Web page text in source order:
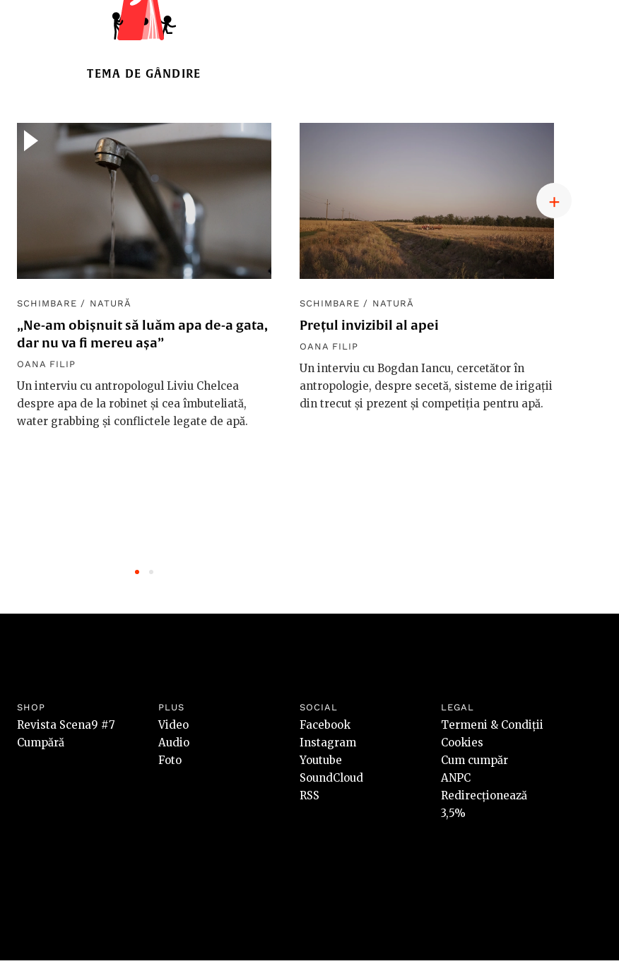
TEMA DE GÂNDIRE
SCHIMBARE / NATURĂ
„Ne-am obișnuit să luăm apa de-a gata,
dar nu va fi mereu așa”
OANA FILIP
Un interviu cu antropologul Liviu Chelcea
despre apa de la robinet și cea îmbuteliată,
water grabbing și conflictele legate de apă.
SCHIMBARE / NATURĂ
Prețul invizibil al apei
OANA FILIP
Un interviu cu Bogdan Iancu, cercetător în
antropologie, despre secetă, sisteme de irigații
din trecut și prezent și competiția pentru apă.
SHOP
Revista Scena9 #7
Cumpără
PLUS
Video
Audio
Foto
SOCIAL
Facebook
Instagram
Youtube
SoundCloud
RSS
LEGAL
Termeni & Condiții
Cookies
Cum cumpăr
ANPC
Redirecționează
3,5%